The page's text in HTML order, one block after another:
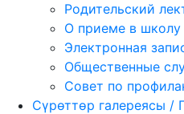
Родительский
О приеме в школу
Электронная
Общественные
Совет по
Сүрөттөр галереясы /